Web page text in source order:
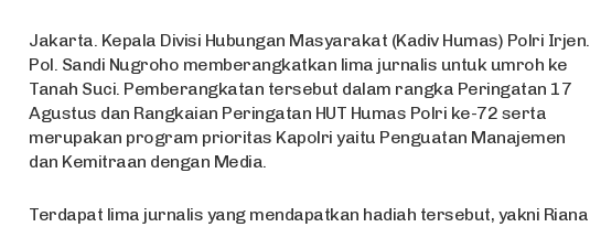
Jakarta. Kepala Divisi Hubungan Masyarakat (Kadiv Humas) Polri Irjen.
Pol. Sandi Nugroho memberangkatkan lima jurnalis untuk umroh ke
Tanah Suci. Pemberangkatan tersebut dalam rangka Peringatan 17
Agustus dan Rangkaian Peringatan HUT Humas Polri ke-72 serta
merupakan program prioritas Kapolri yaitu Penguatan Manajemen
dan Kemitraan dengan Media.
Terdapat lima jurnalis yang mendapatkan hadiah tersebut, yakni Riana